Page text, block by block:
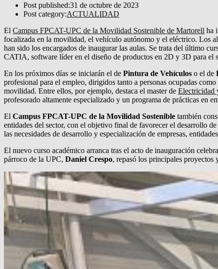
Post published:31 de octubre de 2023
Post category:ACTUALIDAD
El Campus FPCAT-UPC de la Movilidad Sostenible de Martorell ha
focalizada en la movilidad, el vehículo autónomo y el eléctrico. Los
han sido los encargados de inaugurar las aulas. Se trata del último
CATIA, software líder en el diseño de productos en 2D y 3D para el
En los próximos días se iniciarán el de Pintura de Vehículos o el de
profesional para el empleo, dirigidos tanto a personas ocupadas
movilidad. Entre ellos, por ejemplo, destaca el master de Electricidad
profesorado altamente especializado y un programa de prácticas en
El Campus FPCAT-UPC de la Movilidad Sostenible también
entidades del sector, con el objetivo final de favorecer el desarrollo
las necesidades de desarrollo y especialización de empresas,
El nuevo curso académico arranca tras el acto de inauguración
párroco de la UPC, Daniel Crespo, repasó los principales proyectos